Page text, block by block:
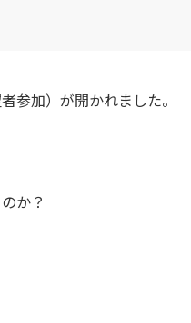
参加）が開かれました。
か？